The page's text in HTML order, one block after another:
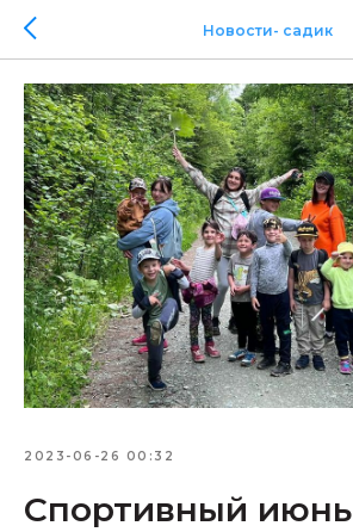
Новости- садик
2023-06-26 00:32
Спортивный июнь